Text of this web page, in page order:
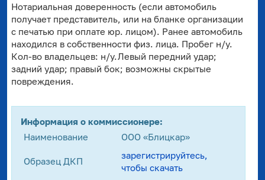
Нотариальная доверенность (если автомобиль
получает представитель, или на бланке организации
с печатью при оплате юр. лицом). Ранее автомобиль
находился в собственности физ. лица. Пробег н/у.
Кол-во владельцев: н/у.Левый передний удар;
задний удар; правый бок; возможны скрытые
повреждения.
Информация о коммиссионере:
Наименование
ООО «Блицкар»
Образец ДКП
зарегистрируйтесь,
чтобы скачать